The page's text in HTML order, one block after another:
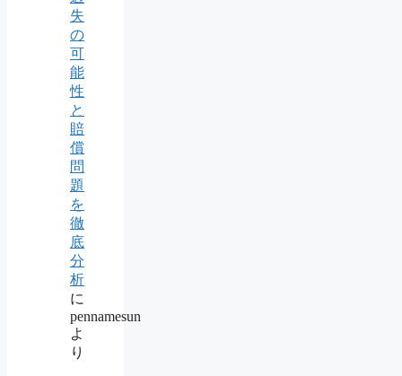
失
の
可
能
性
と
賠
償
問
題
を
徹
底
分
析
に
pennamesun
よ
り